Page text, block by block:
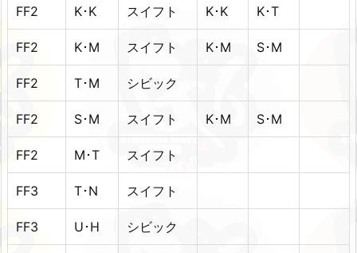
FF2 K･K スイフト K･K K･T
FF2 K･M スイフト K･M S･M
FF2 T･M シビック
FF2 S･M スイフト K･M S･M
FF2 M･T スイフト
FF3 T･N スイフト
FF3 U･H シビック